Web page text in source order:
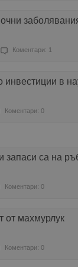
Коментари: 1
инвестиции в
Коментари: 0
са на
Коментари: 0
от махмурлук
Коментари: 0